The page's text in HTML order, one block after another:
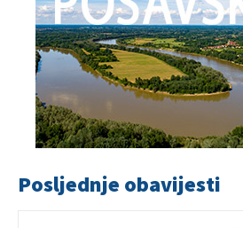
Posljednje obavijesti